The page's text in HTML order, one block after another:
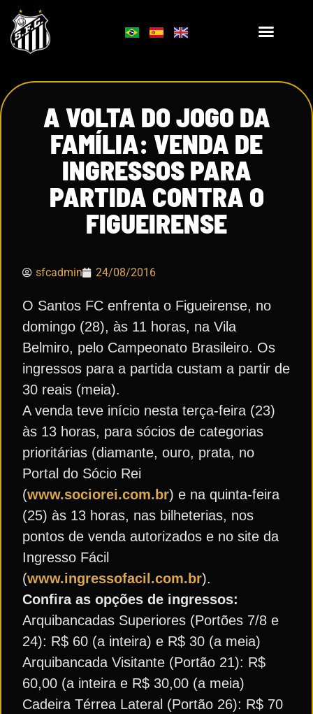
A VOLTA DO JOGO DA
FAMÍLIA: VENDA DE
INGRESSOS PARA
PARTIDA CONTRA O
FIGUEIRENSE
sfcadmin 24/08/2016
O Santos FC enfrenta o Figueirense, no
domingo (28), às 11 horas, na Vila
Belmiro, pelo Campeonato Brasileiro. Os
ingressos para a partida custam a partir de
30 reais (meia).
A venda teve início nesta terça-feira (23)
às 13 horas, para sócios de categorias
prioritárias (diamante, ouro, prata, no
Portal do Sócio Rei
(www.sociorei.com.br) e na quinta-feira
(25) às 13 horas, nas bilheterias, nos
pontos de venda autorizados e no site da
Ingresso Fácil
(www.ingressofacil.com.br).
Confira as opções de ingressos:
Arquibancadas Superiores (Portões 7/8 e
24): R$ 60 (a inteira) e R$ 30 (a meia)
Arquibancada Visitante (Portão 21): R$
60,00 (a inteira e R$ 30,00 (a meia)
Cadeira Térrea Lateral (Portão 26): R$ 70